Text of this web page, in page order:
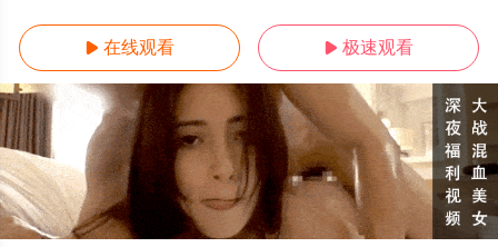
 在线观看  极速观看